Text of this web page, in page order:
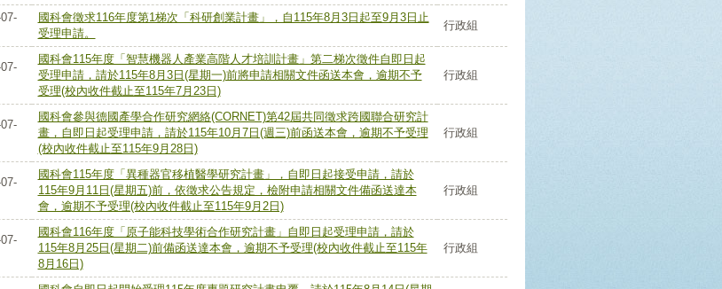
國科會徵求116年度第1梯次「科研創業計畫」，自115年8月3日起至9月3日止
受理申請。
行政組
國科會115年度「智慧機器人產業高階人才培訓計畫」第二梯次徵件自即日起
受理申請，請於115年8月3日(星期一)前將申請相關文件函送本會，逾期不予
受理(校內收件截止至115年7月23日)
行政組
國科會參與德國產學合作研究網絡(CORNET)第42屆共同徵求跨國聯合研究計
畫，自即日起受理申請，請於115年10月7日(週三)前函送本會，逾期不予受理
(校內收件截止至115年9月28日)
行政組
國科會115年度「異種器官移植醫學研究計畫」，自即日起接受申請，請於
115年9月11日(星期五)前，依徵求公告規定，檢附申請相關文件備函送達本
會，逾期不予受理(校內收件截止至115年9月2日)
行政組
國科會116年度「原子能科技學術合作研究計畫」自即日起受理申請，請於
115年8月25日(星期二)前備函送達本會，逾期不予受理(校內收件截止至115年
8月16日)
行政組